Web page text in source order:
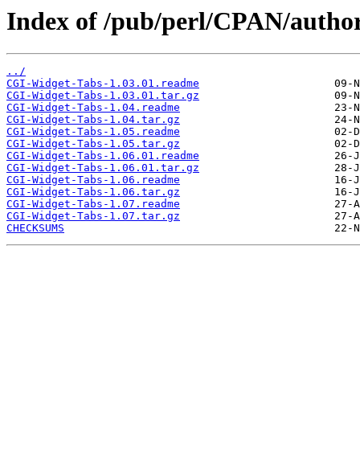
Index of /pub/perl/CPAN/
../
CGI-Widget-Tabs-1.03.01.readme
CGI-Widget-Tabs-1.03.01.tar.gz
CGI-Widget-Tabs-1.04.readme
CGI-Widget-Tabs-1.04.tar.gz
CGI-Widget-Tabs-1.05.readme
CGI-Widget-Tabs-1.05.tar.gz
CGI-Widget-Tabs-1.06.01.readme
CGI-Widget-Tabs-1.06.01.tar.gz
CGI-Widget-Tabs-1.06.readme
CGI-Widget-Tabs-1.06.tar.gz
CGI-Widget-Tabs-1.07.readme
CGI-Widget-Tabs-1.07.tar.gz
CHECKSUMS